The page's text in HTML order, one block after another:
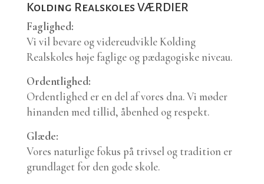
Kolding Realskoles VÆRDIER
Faglighed:
Vi vil bevare og videreudvikle Kolding
Realskoles høje faglige og pædagogiske niveau.
Ordentlighed:
Ordentlighed er en del af vores dna. Vi møder
hinanden med tillid, åbenhed og respekt.
Glæde:
Vores naturlige fokus på trivsel og tradition er
grundlaget for den gode skole.